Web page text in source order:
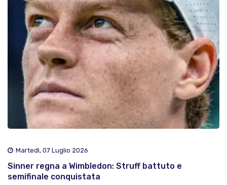
Martedì, 07 Luglio 2026
Sinner regna a Wimbledon: Struff battuto e
semifinale conquistata